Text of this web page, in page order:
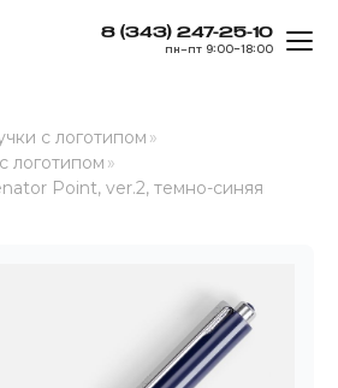
8 (343) 247-25-10
пн–пт 9:00–18:00
с логотипом »
логотипом »
Point, ver.2, темно-синяя